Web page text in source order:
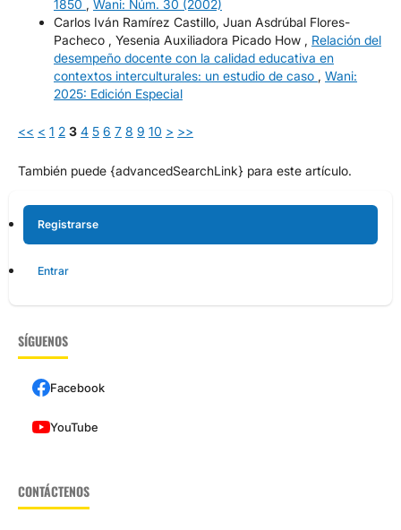
1850 , Wani: Núm. 30 (2002)
Carlos Iván Ramírez Castillo, Juan Asdrúbal Flores-
Pacheco , Yesenia Auxiliadora Picado How , Relación del
desempeño docente con la calidad educativa en
contextos interculturales: un estudio de caso , Wani:
2025: Edición Especial
<< < 1 2 3 4 5 6 7 8 9 10 > >>
También puede {advancedSearchLink} para este artículo.
Registrarse
Entrar
SÍGUENOS
Facebook
YouTube
CONTÁCTENOS